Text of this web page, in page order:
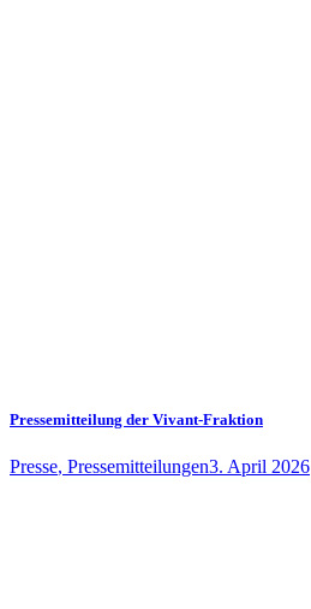
Pressemitteilung der Vivant-Fraktion
Presse, Pressemitteilungen3. April 2026